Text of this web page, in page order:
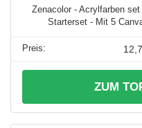
Zenacolor - Acrylfarben
Starterset - Mit 5
ZUM